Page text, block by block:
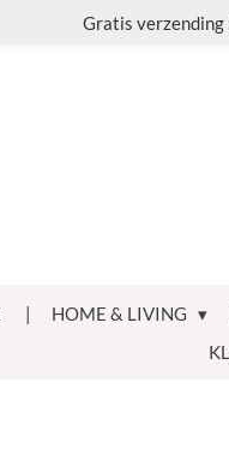
Gratis verzending
HOME & LIVING